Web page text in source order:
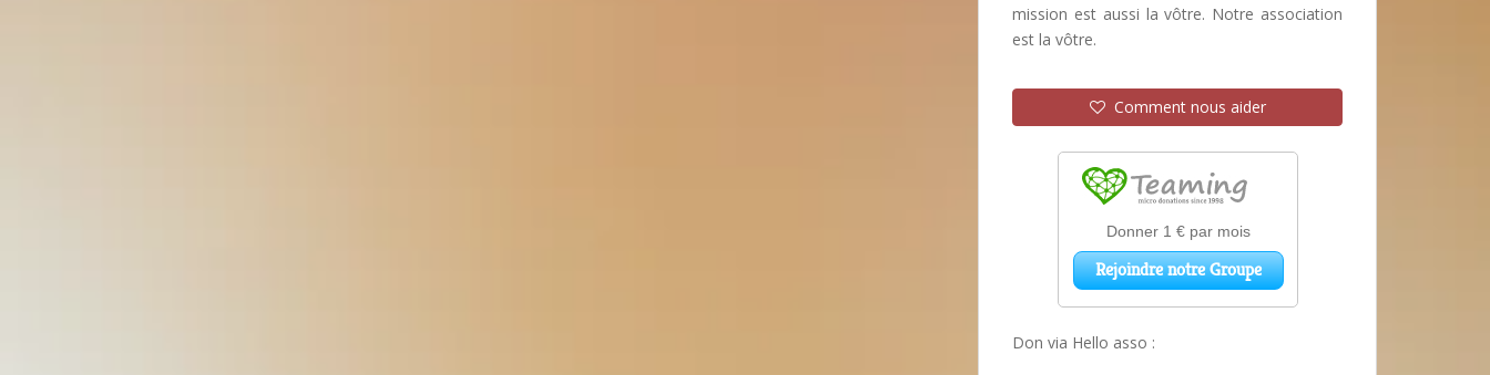
mission est aussi la vôtre. Notre association
est la vôtre.
Comment nous aider
Don via Hello asso :